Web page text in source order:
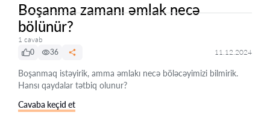
Boşanma zamanı əmlak necə
bölünür?
1 cavab
0
36 11.12.2024
Boşanmaq istəyirik, amma əmlakı necə böləcəyimizi bilmirik.
Hansı qaydalar tətbiq olunur?
Cavaba keçid et